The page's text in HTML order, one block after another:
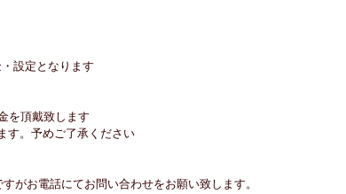
設定となります
を頂戴致します
す。予めご了承ください
がお電話にてお問い合わせをお願い致します。